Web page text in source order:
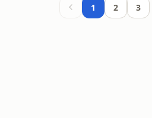
1 2 3